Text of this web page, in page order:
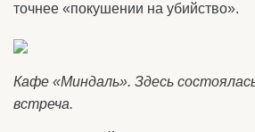
точнее «покушении на убийство».
Кафе «Миндаль». Здесь
встреча.